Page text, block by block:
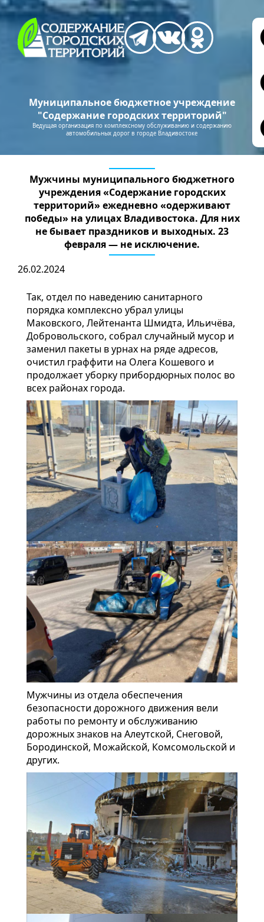
Муниципальное бюджетное учреждение
"Содержание городских территорий"
Ведущая организация по комплексному обслуживанию и содержанию
автомобильных дорог в городе Владивостоке
Мужчины муниципального бюджетного
учреждения «Содержание городских
территорий» ежедневно «одерживают
победы» на улицах Владивостока. Для них
не бывает праздников и выходных. 23
февраля — не исключение.
26.02.2024
Так, отдел по наведению санитарного
порядка комплексно убрал улицы
Маковского, Лейтенанта Шмидта, Ильичёва,
Добровольского, собрал случайный мусор и
заменил пакеты в урнах на ряде адресов,
очистил граффити на Олега Кошевого и
продолжает уборку прибордюрных полос во
всех районах города.
Мужчины из отдела обеспечения
безопасности дорожного движения вели
работы по ремонту и обслуживанию
дорожных знаков на Алеутской, Снеговой,
Бородинской, Можайской, Комсомольской и
других.